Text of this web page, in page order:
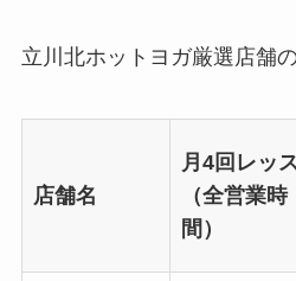
立川北ホットヨガ厳選店舗
店舗名
月4回レッ
（全営業時
間）